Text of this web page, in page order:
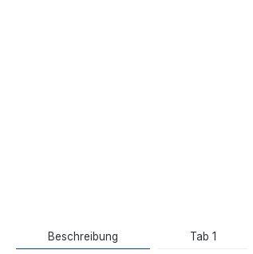
Beschreibung Tab 1